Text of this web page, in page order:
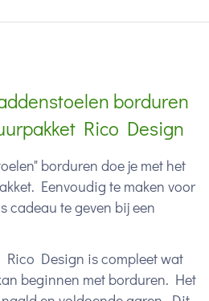
borduren
Rico Design
borduren doe je met het
Eenvoudig te maken voor
cadeau te geven bij een
Rico Design is compleet wat
beginnen met borduren. Het